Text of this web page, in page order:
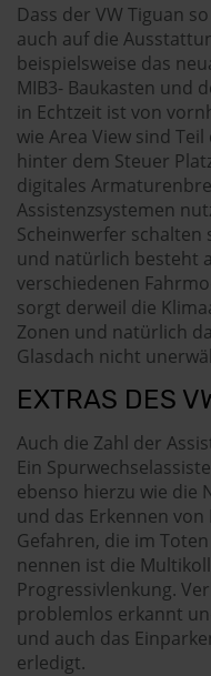
Dass der VW Tiguan
auch auf die
beispielsweise das
MIB3- Baukasten und
in Echtzeit ist von
wie Area View sind
hinter dem Steuer
digitales
Assistenzsystemen
Scheinwerfer
und natürlich besteht
verschiedenen
sorgt derweil die
Zonen und natürlich
Glasdach nicht
EXTRAS DES
Auch die Zahl der
Ein
ebenso hierzu wie die
und das Erkennen
Gefahren, die im
nennen ist die
Progressivlenkung.
problemlos erkannt
und auch das
erledigt.